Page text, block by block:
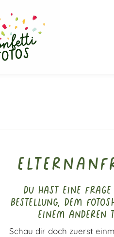
Du hast eine
Bestellung, dem
einem anderen
Schau dir doch zuerst